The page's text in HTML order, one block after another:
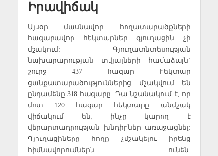
Իրավիճակ
Այսօր մասնավոր հողատարածքների
հազարավոր հեկտարներ գյուղացին չի
մշակում: Գյուղատնտեսության
նախարարության տվյալների համաձայն`
շուրջ 437 հազար հեկտար
ցանքատարածություններից մշակվում են
ընդամենը 318 հազարը: Դա նշանակում է, որ
մոտ 120 հազար հեկտարը անմշակ
վիճակում են , ինչը կարող է
վերարտադրության խնդիրներ առաջացնել:
Գյուղացիները հողը չմշակելու իրենց
հիմնավորումներն ունեն: